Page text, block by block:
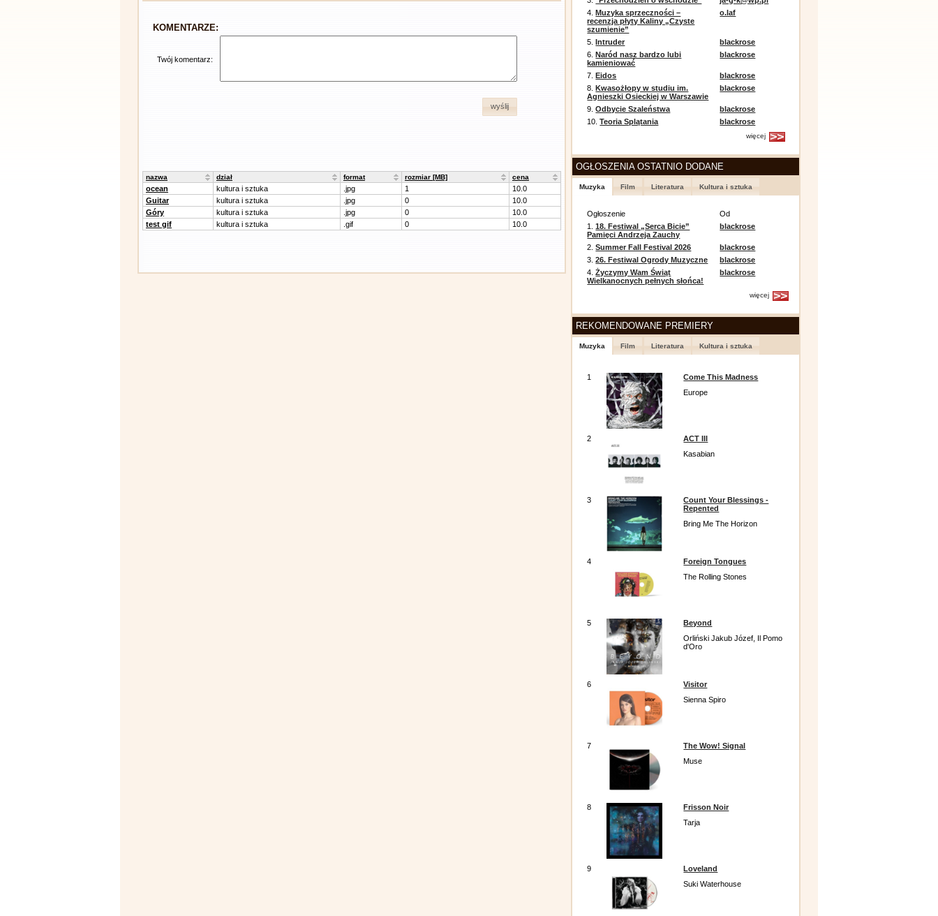
KOMENTARZE:
Twój komentarz:
wyślij
nazwa dział format rozmiar [MB] cena
ocean kultura i sztuka .jpg 1
10.0
Guitar
kultura i sztuka .jpg 0
10.0
Góry
kultura i sztuka .jpg 0
10.0
test gif
kultura i sztuka .gif 0 10.0
4.Muzyka sprzeczności –
recenzja płyty Kaliny „Czyste
szumienie”
o.laf
5.Intruder
blackrose
6.Naród nasz bardzo lubi
kamieniować
blackrose
7.Eidos
blackrose
8.Kwasożłopy w studiu im.
Agnieszki Osieckiej w Warszawie
blackrose
9.Odbycie Szaleństwa
blackrose
10.Teoria Splątania blackrose
więcej
OGŁOSZENIA OSTATNIO DODANE
Muzyka Film Literatura Kultura i sztuka
Ogłoszenie
Od
1.18. Festiwal „Serca Bicie”
Pamięci Andrzeja Zauchy
blackrose
2.Summer Fall Festival 2026
blackrose
3.26. Festiwal Ogrody Muzyczne
blackrose
4.Życzymy Wam Świąt
Wielkanocnych pełnych słońca!
blackrose
więcej
REKOMENDOWANE PREMIERY
Muzyka Film Literatura Kultura i sztuka
1
Come This Madness
Europe
2
ACT III
Kasabian
3
Count Your Blessings -
Repented
Bring Me The Horizon
4
Foreign Tongues
The Rolling Stones
5
Beyond
Orliński Jakub Józef, Il Pomo
d'Oro
6
Visitor
Sienna Spiro
7
The Wow! Signal
Muse
8
Frisson Noir
Tarja
9
Loveland
Suki Waterhouse